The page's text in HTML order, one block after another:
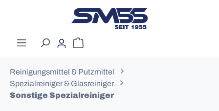
Zum Hauptinhalt springen
Warenkorb enthält 0 Positionen. Der
Reinigungsmittel & Putzmittel
Spezialreiniger & Glasreiniger
Sonstige Spezialreiniger